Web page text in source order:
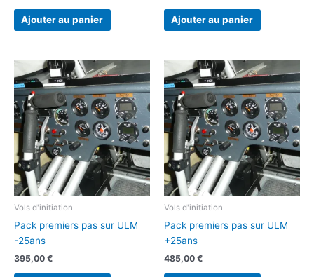
Ajouter au panier Ajouter au panier
Vols d'initiation
Pack premiers pas sur ULM
-25ans
395,00 €
Vols d'initiation
Pack premiers pas sur ULM
+25ans
485,00 €